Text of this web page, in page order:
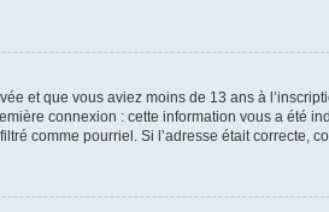
et que vous aviez moins de 13 ans à
connexion : cette information vous a été
comme pourriel. Si l’adresse était correcte,